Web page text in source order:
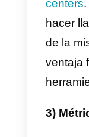
Las
las